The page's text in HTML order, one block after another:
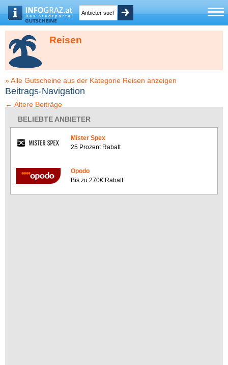
Reisen
» Alle Gutscheine aus der Kategorie Reisen anzeigen
Beitrags-Navigation
← Ältere Beiträge
BELIEBTE ANBIETER
Mister Spex
25 Prozent Rabatt
Opodo
Bis zu 270€ Rabatt